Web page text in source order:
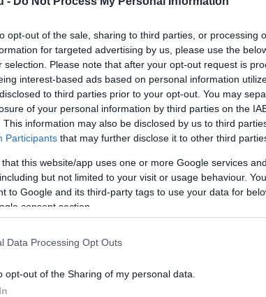
opt-out of the sale, sharing to third parties, or processing
for targeted advertising by us, please use the
selection. Please note that after your opt-out request is
interest-based ads based on personal information
to third parties prior to your opt-out. You may
of your personal information by third parties on the
This information may also be disclosed by us to third
Participants that may further disclose it to other third
that this website/app uses one or more Google services
but not limited to your visit or usage behaviour.
to Google and its third-party tags to use your data for
consent section.
Data Processing Opt Outs
opt-out of the Sharing of my personal data.
három tengerentúli futamot költségkímélés
Nagydíjon állt fel először a rajtrácsra
egyetlen Embassy Hill-Forddal. Hill az
legjobb eredményét rögtön a második